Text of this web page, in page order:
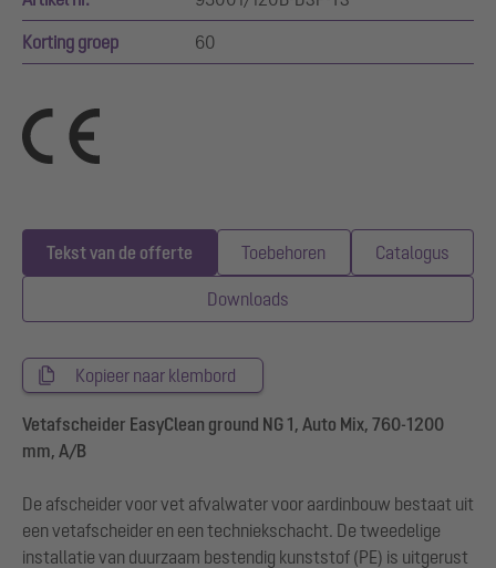
Korting groep 60
Tekst van de offerte Toebehoren Catalogus
Downloads
Kopieer naar klembord
Vetafscheider EasyClean ground NG 1, Auto Mix, 760-1200
mm, A/B
De afscheider voor vet afvalwater voor aardinbouw bestaat uit
een vetafscheider en een techniekschacht. De tweedelige
installatie van duurzaam bestendig kunststof (PE) is uitgerust